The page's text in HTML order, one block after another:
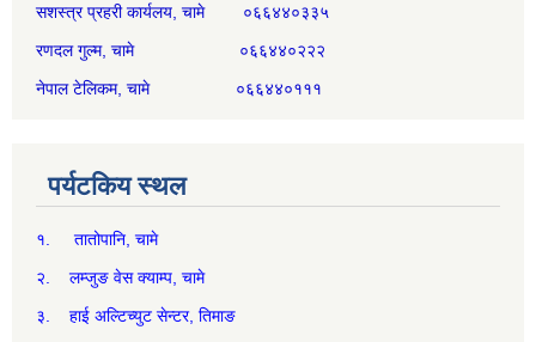
सशस्त्र प्रहरी कार्यलय, चामे ०६६४४०३३५
रणदल गुल्म, चामे ०६६४४०२२२
नेपाल टेलिकम, चामे ०६६४४०१११
पर्यटकिय स्थल
१. तातोपानि, चामे
२. लम्जुङ वेस क्याम्प, चामे
३. हाई अल्टिच्युट सेन्टर, तिमाङ